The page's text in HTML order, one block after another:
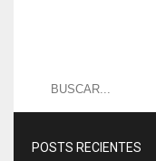
POSTS RECIENTES